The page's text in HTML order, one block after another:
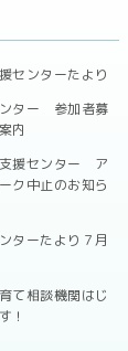
センターたより
ター 参加者募
内
援センター ア
ク中止のお知ら
ターたより７月
て相談機関はじ
！